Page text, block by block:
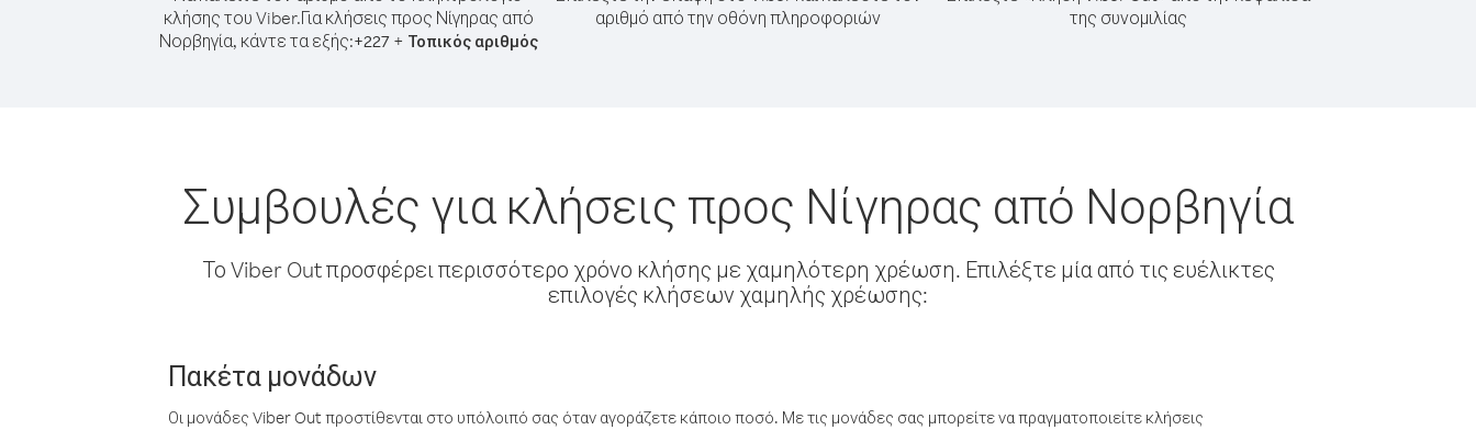
κλήσης του Viber.Για κλήσεις προς Νίγηρας από
Νορβηγία, κάντε τα εξής:+227+ Τοπικός αριθμός
αριθμό από την οθόνη πληροφοριών
της συνομιλίας
Συμβουλές για κλήσεις προς Νίγηρας από Νορβηγία
Το Viber Out προσφέρει περισσότερο χρόνο κλήσης με χαμηλότερη χρέωση. Επιλέξτε μία από τις ευέλικτες
επιλογές κλήσεων χαμηλής χρέωσης:
Πακέτα μονάδων
Οι μονάδες Viber Out προστίθενται στο υπόλοιπό σας όταν αγοράζετε κάποιο ποσό. Με τις μονάδες σας μπορείτε να πραγματοποιείτε κλήσεις